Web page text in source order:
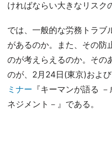
ければならい大きなリスク
では、一般的な労務トラブ
があるのか。また、その防
のが考えらえるのか。その
のが、2月24日(東京)およ
ミナー 『キーマンが語る
ネジメント－』である。